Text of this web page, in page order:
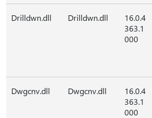
Drilldwn.dll Drilldwn.dll
16.0.4
363.1
000
Dwgcnv.dll Dwgcnv.dll
16.0.4
363.1
000